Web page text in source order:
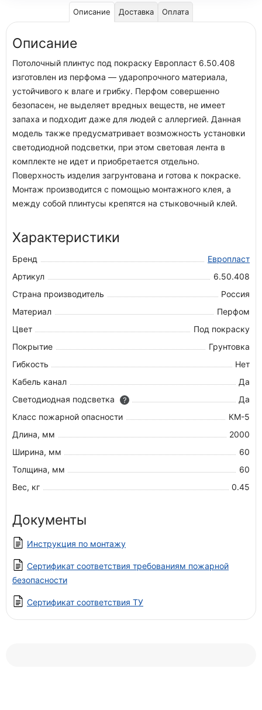
Описание Доставка Оплата
Описание
Потолочный плинтус под покраску Европласт 6.50.408
изготовлен из перфома — ударопрочного материала,
устойчивого к влаге и грибку. Перфом совершенно
безопасен, не выделяет вредных веществ, не имеет
запаха и подходит даже для людей с аллергией. Данная
модель также предусматривает возможность установки
светодиодной подсветки, при этом световая лента в
комплекте не идет и приобретается отдельно.
Поверхность изделия загрунтована и готова к покраске.
Монтаж производится с помощью монтажного клея, а
между собой плинтусы крепятся на стыковочный клей.
Характеристики
Бренд
Европласт
Артикул
6.50.408
Страна производитель
Россия
Материал
Перфом
Цвет
Под покраску
Покрытие
Грунтовка
Гибкость
Нет
Кабель канал
Да
Светодиодная подсветка
?
Да
Класс пожарной опасности
КМ-5
Длина, мм
2000
Ширина, мм
60
Толщина, мм
60
Вес, кг
0.45
Документы
Инструкция по монтажу
Сертификат соответствия требованиям пожарной
безопасности
Сертификат соответствия ТУ